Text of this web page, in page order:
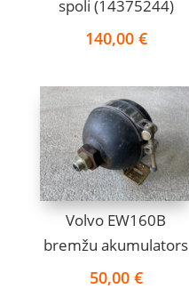
spoli (14375244)
140,00 €
Volvo EW160B
bremžu akumulators
50,00 €